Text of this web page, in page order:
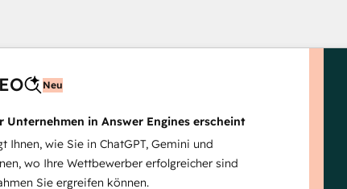
Neu
Unternehmen in Answer Engines erscheint
Ihnen, wie Sie in ChatGPT, Gemini und
wo Ihre Wettbewerber erfolgreicher sind
Sie ergreifen können.